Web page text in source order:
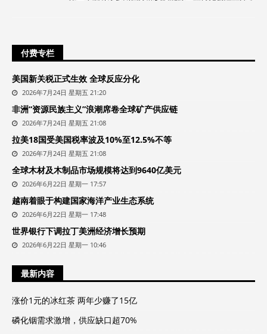
付费专栏
美国新关税正式生效 全球反应分化
2026年7月24日 星期五 21:20
非洲“资源民族主义”浪潮席卷全球矿产供应链
2026年7月24日 星期五 21:08
拉美18国受美国税率波及10%至12.5%不等
2026年7月24日 星期五 21:08
全球木材及木制品市场规模将达到9640亿美元
2026年6月22日 星期一 17:57
越南着眼于构建国家海洋产业生态系统
2026年6月22日 星期一 17:48
世界银行下调拉丁美洲经济增长预期
2026年6月22日 星期一 10:46
最新内容
涨价1元的冰红茶 两年少赚了15亿
磷化铟需求激增，供应缺口超70%